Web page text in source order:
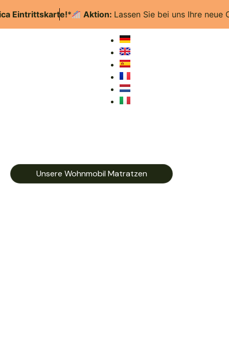
* Aktion: Lassen Sie bei uns Ihre neue
Unsere Wohnmobil Matratzen